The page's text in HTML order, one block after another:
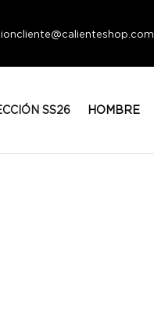
SS26 HOMBRE